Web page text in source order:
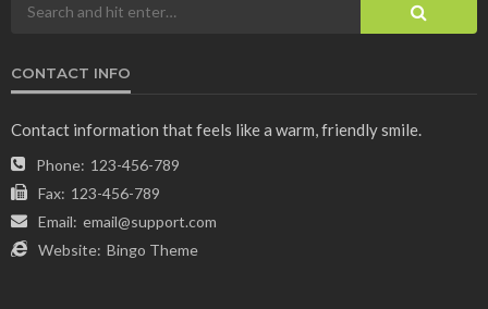
CONTACT INFO
Contact information that feels like a warm, friendly smile.
Phone: 123-456-789
Fax: 123-456-789
Email: email@support.com
Website: Bingo Theme